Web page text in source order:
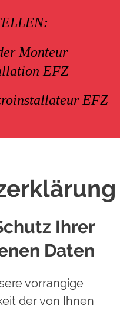
Monteur
EFZ
EFZ
Ihrer
Daten
vorrangige
der von Ihnen